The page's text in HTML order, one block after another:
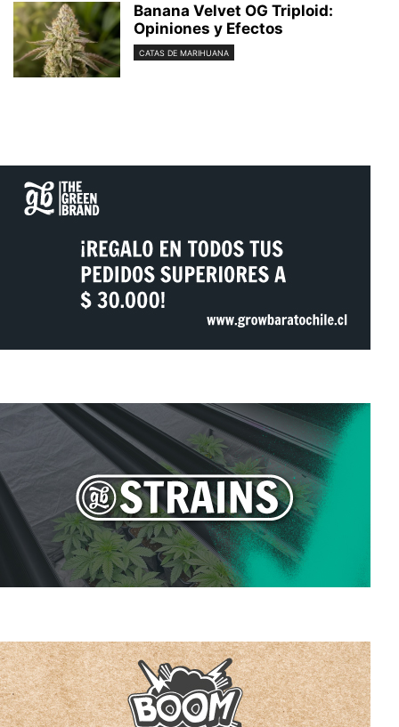
Banana Velvet OG Triploid:
Opiniones y Efectos
CATAS DE MARIHUANA